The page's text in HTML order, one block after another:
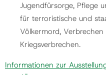
Jugendfürsorge, Pflege
für terroristische und
Völkermord,
Kriegsverbrechen.
Informationen zur